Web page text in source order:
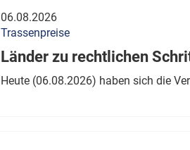
06.08.2026
Trassenpreise
Länder zu rechtlichen
Heute (06.08.2026) haben sich die